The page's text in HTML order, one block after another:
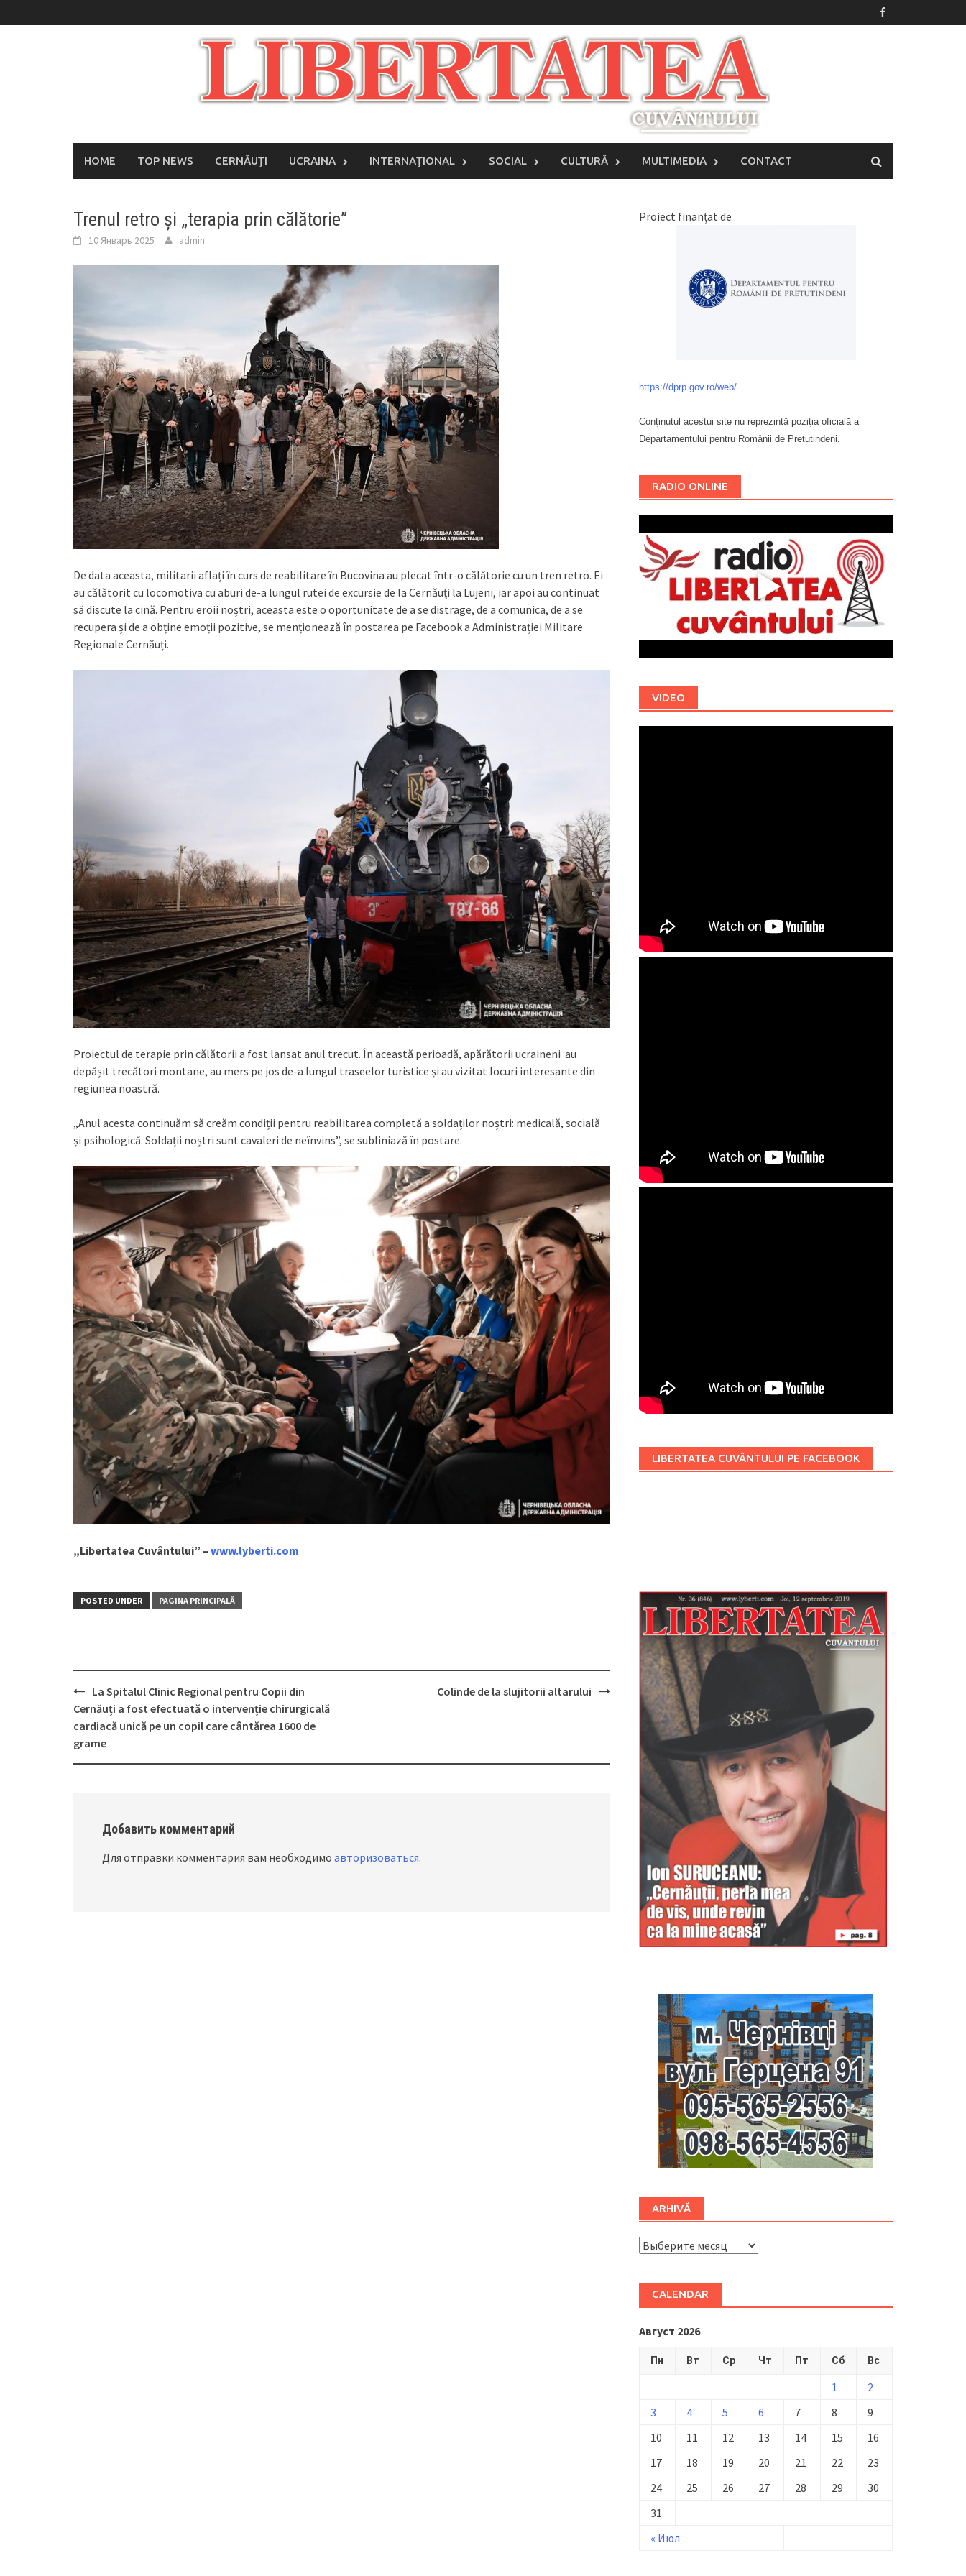
to
HOME TOP NEWS CERNĂUȚI UCRAINA INTERNAŢIONAL SOCIAL CULTURĂ MULTIMEDIA CONTACT
Trenul retro și „terapia prin călătorie”
10 Январь 2025 admin
De data aceasta, militarii aflați în curs de reabilitare în Bucovina au plecat într-o călătorie cu un tren retro. Ei
au călătorit cu locomotiva cu aburi de-a lungul rutei de excursie de la Cernăuți la Lujeni, iar apoi au continuat
să discute la cină. Pentru eroii noștri, aceasta este o oportunitate de a se distrage, de a comunica, de a se
recupera și de a obține emoții pozitive, se menționează în postarea pe Facebook a Administrației Militare
Regionale Cernăuți.
Proiectul de terapie prin călătorii a fost lansat anul trecut. În această perioadă, apărătorii ucraineni au
depășit trecători montane, au mers pe jos de-a lungul traseelor turistice și au vizitat locuri interesante din
regiunea noastră.
„Anul acesta continuăm să creăm condiții pentru reabilitarea completă a soldaților noștri: medicală, socială
și psihologică. Soldații noștri sunt cavaleri de neînvins”, se subliniază în postare.
„Libertatea Cuvântului” – www.lyberti.com
POSTED UNDER PAGINA PRINCIPALĂ
Post
navigation
La Spitalul Clinic Regional pentru Copii din
Cernăuți a fost efectuată o intervenție chirurgicală
cardiacă unică pe un copil care cântărea 1600 de
grame
Colinde de la slujitorii altarului
Добавить комментарий
Для отправки комментария вам необходимо авторизоваться.
Proiect finanțat de
https://dprp.gov.ro/web/
Conținutul acestui site nu reprezintă poziția oficială a
Departamentului pentru Românii de Pretutindeni.
RADIO ONLINE
VIDEO
LIBERTATEA CUVÂNTULUI PE FACEBOOK
ARHIVĂ
ARHIVĂ
CALENDAR
Август 2026
Пн Вт Ср Чт Пт Сб Вс
« Июл
1
2
3
4 5 6 7 8
9
10
11 12 13 14 15
16
17
18 19 20 21 22
23
24
25 26 27 28 29
30
31